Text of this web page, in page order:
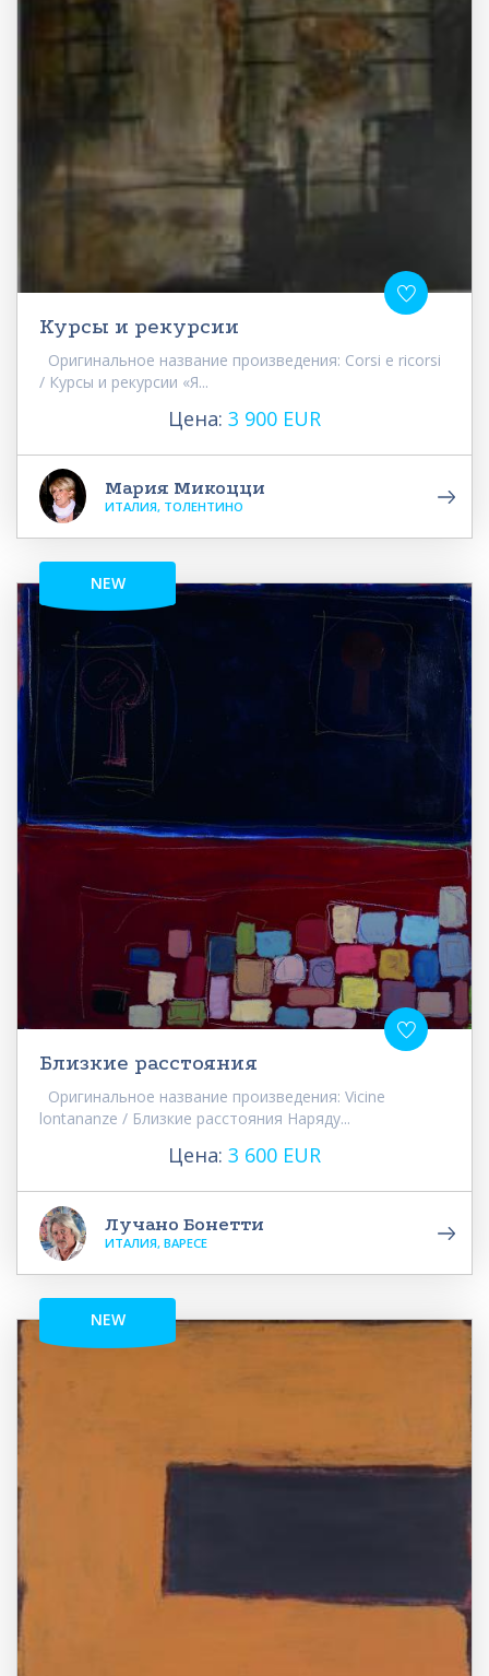
Курсы и рекурсии
Оригинальное название произведения: Corsi e ricorsi
/ Курсы и рекурсии «Я...
Цена: 3 900 EUR
Мария Микоцци
ИТАЛИЯ, ТОЛЕНТИНО
NEW
Близкие расстояния
Оригинальное название произведения: Vicine
lontananze / Близкие расстояния Наряду...
Цена: 3 600 EUR
Лучано Бонетти
ИТАЛИЯ, ВАРЕСЕ
NEW